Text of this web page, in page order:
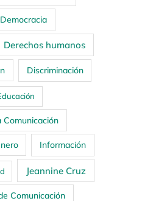
Democracia
Derechos humanos
Discriminación
Comunicación
Información
Jeannine Cruz
Comunicación